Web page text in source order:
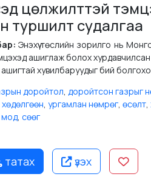
цөлжилттэй
туршилт судалгаа
Энэхүү төслийн зорилго нь
ашиглаж болох
ашигтай хувилбаруудыг бий
доройтол, доройтсон газрыг
хөдөлгөөн, ургамлан нөмрөг, өсөлт,
мод, сөөг
татах үзэх